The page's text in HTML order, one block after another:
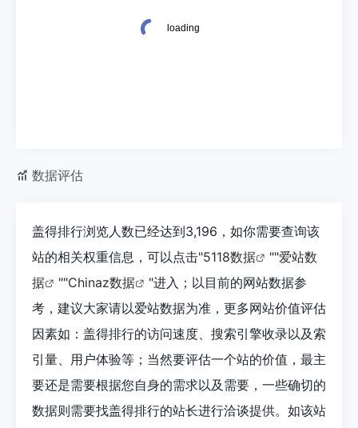
数据评估
盖得排行浏览人数已经达到3,196，如你需要查询该
站的相关权重信息，可以点击"5118数据 ""爱站数
据
""Chinaz数据
"进入；以目前的网站数据参
考，建议大家请以爱站数据为准，更多网站价值评估
因素如：盖得排行的访问速度、搜索引擎收录以及索
引量、用户体验等；当然要评估一个站的价值，最主
要还是需要根据您自身的需求以及需要，一些确切的
数据则需要找盖得排行的站长进行洽谈提供。如该站